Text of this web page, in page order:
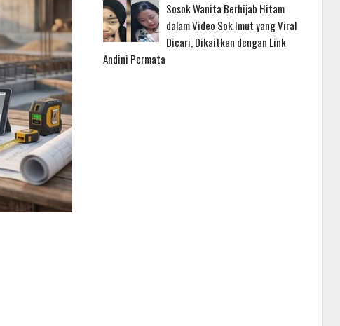
Sosok Wanita Berhijab Hitam
dalam Video Sok Imut yang Viral
Dicari, Dikaitkan dengan Link
Andini Permata